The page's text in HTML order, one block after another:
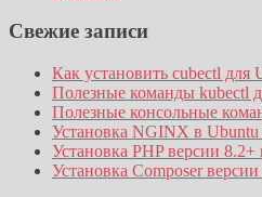
Свежие записи
Как установить cubectl для
Полезные команды kubectl
Полезные консольные
Установка NGINX в Ubuntu
Установка PHP версии 8.2+
Установка Composer